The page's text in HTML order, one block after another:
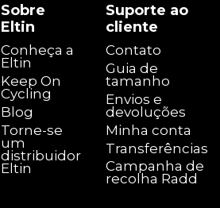
Sobre
Eltin
Conheça a
Eltin
Keep On
Cycling
Blog
Torne-se
um
distribuidor
Eltin
Suporte ao
cliente
Contato
Guia de
tamanho
Envios e
devoluções
Minha conta
Transferências
Campanha de
recolha Radd